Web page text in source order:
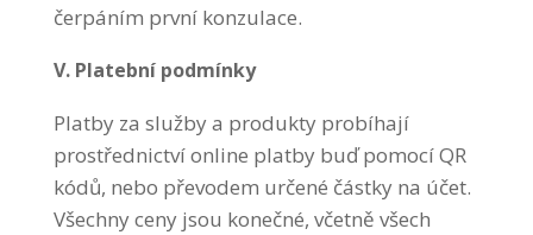
čerpáním první konzulace.
V. Platební podmínky
Platby za služby a produkty probíhají
prostřednictví online platby buď pomocí QR
kódů, nebo převodem určené částky na účet.
Všechny ceny jsou konečné, včetně všech